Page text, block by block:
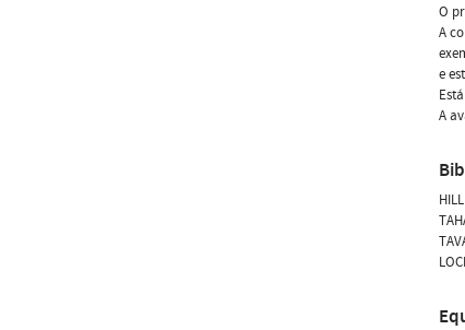
O
A
e
A